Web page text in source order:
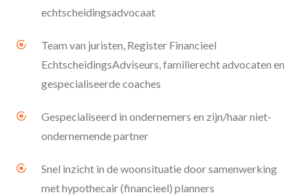
echtscheidingsadvocaat
Team van juristen, Register Financieel
EchtscheidingsAdviseurs, familierecht advocaten en
gespecialiseerde coaches
Gespecialiseerd in ondernemers en zijn/haar niet-
ondernemende partner
Snel inzicht in de woonsituatie door samenwerking
met hypothecair (financieel) planners